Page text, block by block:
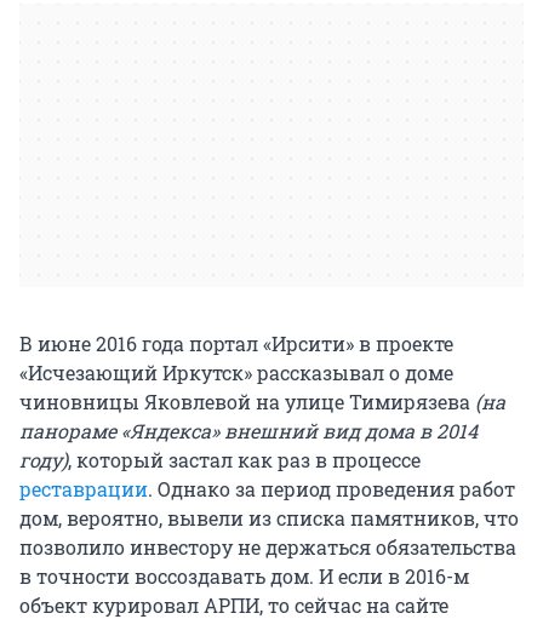
В июне 2016 года портал «Ирсити» в проекте
«Исчезающий Иркутск» рассказывал о доме
чиновницы Яковлевой на улице Тимирязева (на
панораме «Яндекса» внешний вид дома в 2014
году), который застал как раз в процессе
реставрации. Однако за период проведения работ
дом, вероятно, вывели из списка памятников, что
позволило инвестору не держаться обязательства
в точности воссоздавать дом. И если в 2016-м
объект курировал АРПИ, то сейчас на сайте